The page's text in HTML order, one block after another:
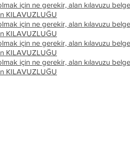
için ne gerekir, alan kılavuzu
KILAVUZLUĞU
için ne gerekir, alan kılavuzu
KILAVUZLUĞU
için ne gerekir, alan kılavuzu
KILAVUZLUĞU
için ne gerekir, alan kılavuzu
KILAVUZLUĞU